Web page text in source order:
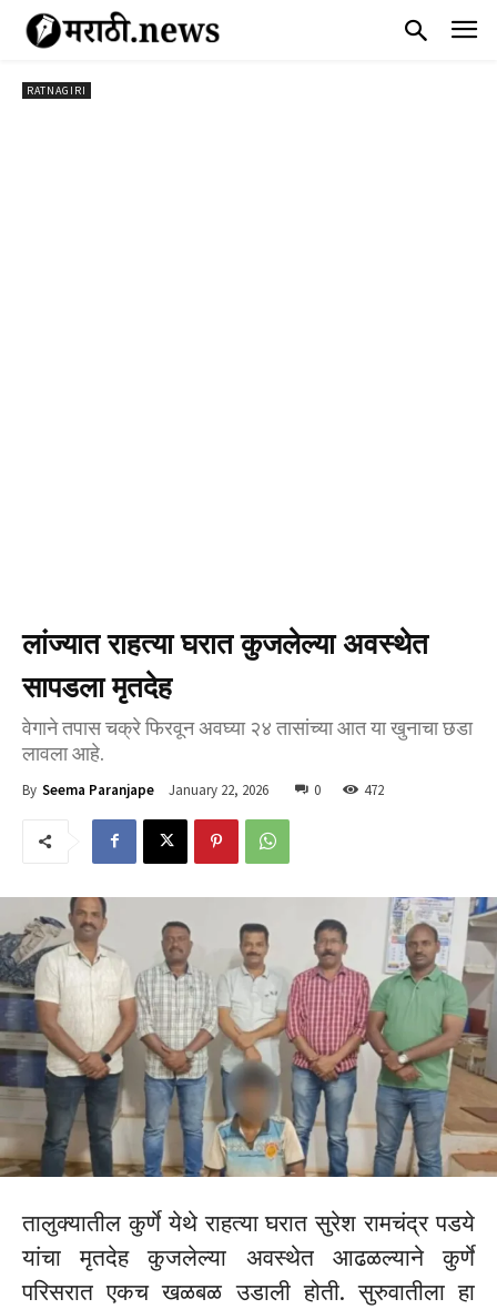
RATNAGIRI
लांज्यात राहत्या घरात कुजलेल्या अवस्थेत
सापडला मृतदेह
वेगाने तपास चक्रे फिरवून अवघ्या २४ तासांच्या आत या खुनाचा छडा
लावला आहे.
By Seema Paranjape January 22, 2026 0 472
तालुक्यातील कुर्णे येथे राहत्या घरात सुरेश रामचंद्र पडये
यांचा मृतदेह कुजलेल्या अवस्थेत आढळल्याने कुर्णे
परिसरात एकच खळबळ उडाली होती. सुरुवातीला हा